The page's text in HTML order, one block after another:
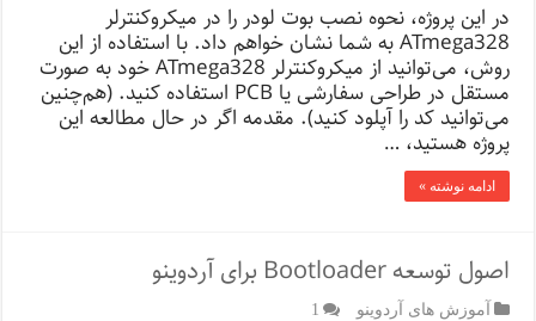
در این پروژه، نحوه نصب بوت لودر را در میکروکنترلر
ATmega328 به شما نشان خواهم داد. با استفاده از این
روش، می‌توانید از میکروکنترلر ATmega328 خود به صورت
مستقل در طراحی سفارشی یا PCB استفاده کنید. (هم‌چنین
می‌توانید کد را آپلود کنید). مقدمه اگر در حال مطالعه این
پروژه هستید، …
ادامه نوشته »
اصول توسعه Bootloader برای آردوینو
آموزش های آردوینو 1